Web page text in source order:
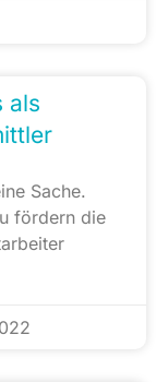
als
Sache.
fördern die